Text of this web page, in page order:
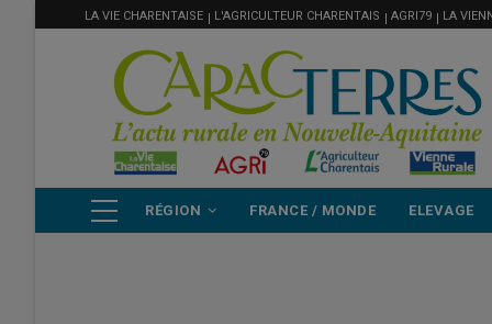
MENU
FILIÈRE
LA VIE CHARENTAISE L'AGRICULTEUR CHARENTAIS AGRI79 LA
PRINCIPALE
RÉGION FRANCE / MONDE ELEVAGE